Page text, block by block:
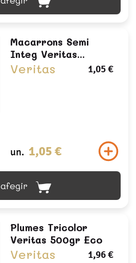
Macarrons Semi
Integ Veritas...
Veritas 1,05 €
un. 1,05 €
afegir
Plumes Tricolor
Veritas 500gr Eco
Veritas 1,96 €